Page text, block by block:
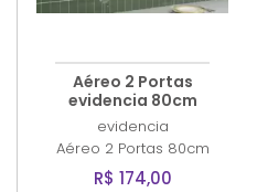
Aéreo 2 Portas
evidencia 80cm
evidencia
Aéreo 2 Portas 80cm
R$ 174,00